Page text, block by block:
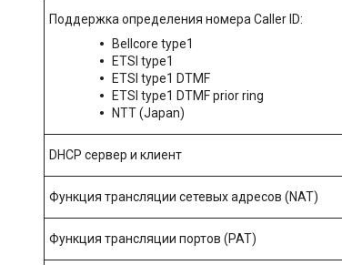
Поддержка определения номера Caller ID:
Bellcore type1
ETSI type1
ETSI type1 DTMF
ETSI type1 DTMF prior ring
NTT (Japan)
DHCP сервер и клиент
Функция трансляции сетевых адресов (NAT)
Функция трансляции портов (PAT)